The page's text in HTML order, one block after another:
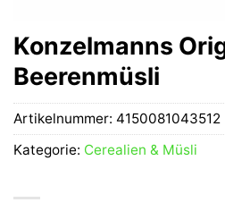
Konzelmanns
Beerenmüsli
Artikelnummer: 4150081043512
Kategorie: Cerealien & Müsli